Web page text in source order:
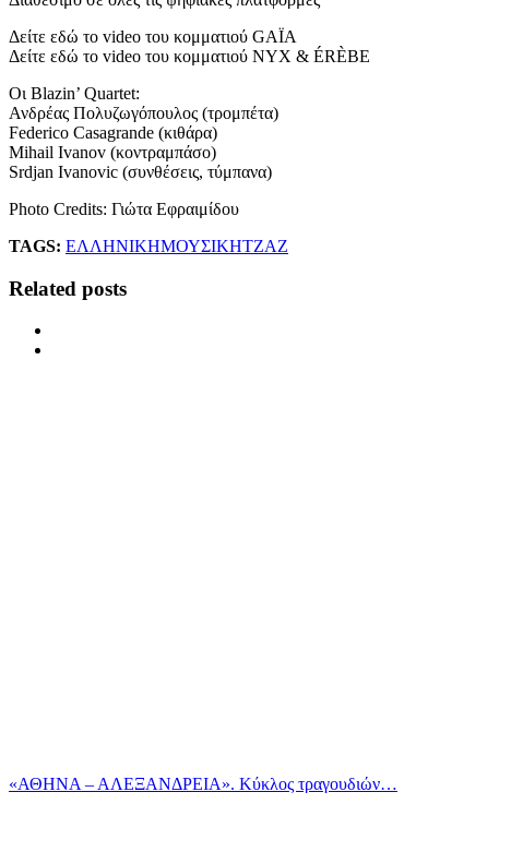
Δείτε εδώ το video του κομματιού GAΪΑ
Δείτε εδώ το video του κομματιού NYX & ÉRÈBE
Οι Blazin’ Quartet:
Ανδρέας Πολυζωγόπουλος (τρομπέτα)
Federico Casagrande (κιθάρα)
Mihail Ivanov (κοντραμπάσο)
Srdjan Ivanovic (συνθέσεις, τύμπανα)
Photo Credits: Γιώτα Εφραιμίδου
TAGS: ΕΛΛΗΝΙΚΗΜΟΥΣΙΚΗΤΖΑΖ
Related posts
«ΑΘΗΝΑ – ΑΛΕΞΑΝΔΡΕΙΑ». Κύκλος τραγουδιών…